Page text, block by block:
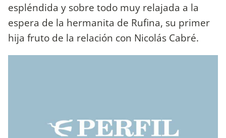
espléndida y sobre todo muy relajada a la
espera de la hermanita de Rufina, su primer
hija fruto de la relación con Nicolás Cabré.